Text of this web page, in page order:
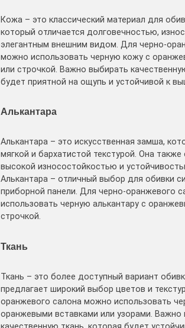
Кожа – это классический материал для
который отличается долговечностью,
элегантным внешним видом․ Для черно-
можно использовать черную кожу с
или строчкой․ Важно выбирать
будет приятной на ощупь и устойчивой к
Алькантара
Алькантара – это искусственная замша,
мягкой и бархатистой текстурой․ Она также
высокой износостойкостью и
Алькантара – отличный выбор для обивки
приборной панели․ Для черно-оранжевого
использовать черную алькантару с
строчкой․
Ткань
Ткань – это более доступный вариант
предлагает широкий выбор цветов и
оранжевого салона можно использовать
оранжевыми вставками или узорами․ Важно